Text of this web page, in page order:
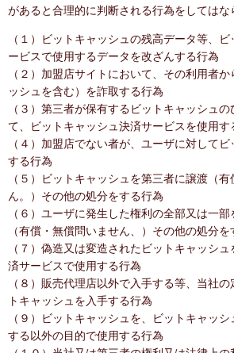
があると合理的に判断される行為をしてはな
（１）ビットキャッシュの残高データ等、
ービスで使用するデータを改ざんする行為
（２）加盟店サイトにおいて、その利用者
ッシュを含む）を詐取する行為
（３）第三者が保有するビットキャッシュ
て、ビットキャッシュ決済サービスを使用す
（４）加盟店でない者が、ユーザに対して
する行為
（５）ビットキャッシュを第三者に譲渡（
ん。）その他の処分をする行為
（６）ユーザに発生した権利の全部又は一
（有償・無償問いません、）その他の処分を
（７）偽造又は変造されたビットキャッシ
済サービスで使用する行為
（８）販売代理店以外で入手する等、当社
トキャッシュを入手する行為
（９）ビットキャッシュを、ビットキャッ
する以外の目的で使用する行為